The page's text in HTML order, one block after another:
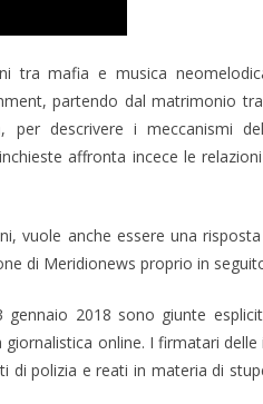
tra mafia e musica
partendo dal matrimonio
descrivere i meccanismi
affronta incece le
vuole anche essere una
di Meridionews proprio in
gennaio 2018 sono giunte
online. I firmatari
di polizia e reati in materia di